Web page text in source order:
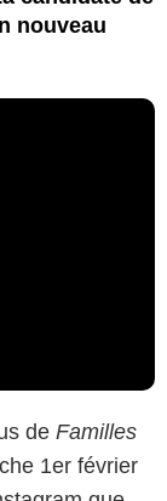
nouveau
de Familles
1er février